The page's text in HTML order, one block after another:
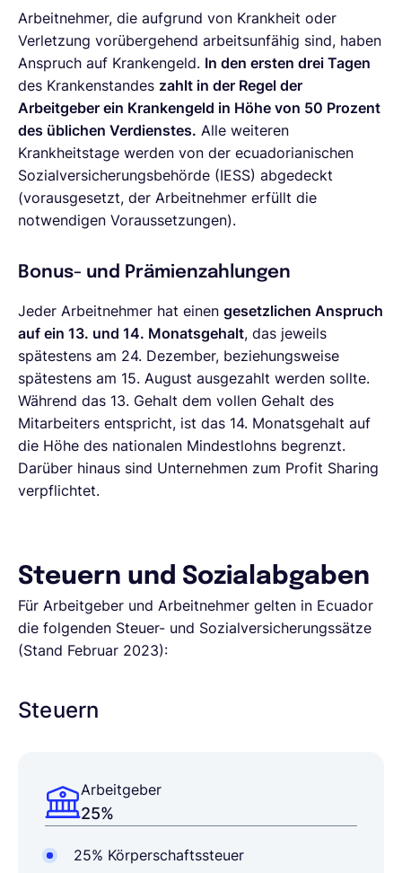
Arbeitnehmer, die aufgrund von Krankheit oder
Verletzung vorübergehend arbeitsunfähig sind, haben
Anspruch auf Krankengeld. In den ersten drei Tagen
des Krankenstandes zahlt in der Regel der
Arbeitgeber ein Krankengeld in Höhe von 50 Prozent
des üblichen Verdienstes. Alle weiteren
Krankheitstage werden von der ecuadorianischen
Sozialversicherungsbehörde (IESS) abgedeckt
(vorausgesetzt, der Arbeitnehmer erfüllt die
notwendigen Voraussetzungen).
Bonus- und Prämienzahlungen
Jeder Arbeitnehmer hat einen gesetzlichen Anspruch
auf ein 13. und 14. Monatsgehalt, das jeweils
spätestens am 24. Dezember, beziehungsweise
spätestens am 15. August ausgezahlt werden sollte.
Während das 13. Gehalt dem vollen Gehalt des
Mitarbeiters entspricht, ist das 14. Monatsgehalt auf
die Höhe des nationalen Mindestlohns begrenzt.
Darüber hinaus sind Unternehmen zum Profit Sharing
verpflichtet.
Steuern und Sozialabgaben
Für Arbeitgeber und Arbeitnehmer gelten in Ecuador
die folgenden Steuer- und Sozialversicherungssätze
(Stand Februar 2023):
Steuern
Arbeitgeber
25%
25% Körperschaftssteuer